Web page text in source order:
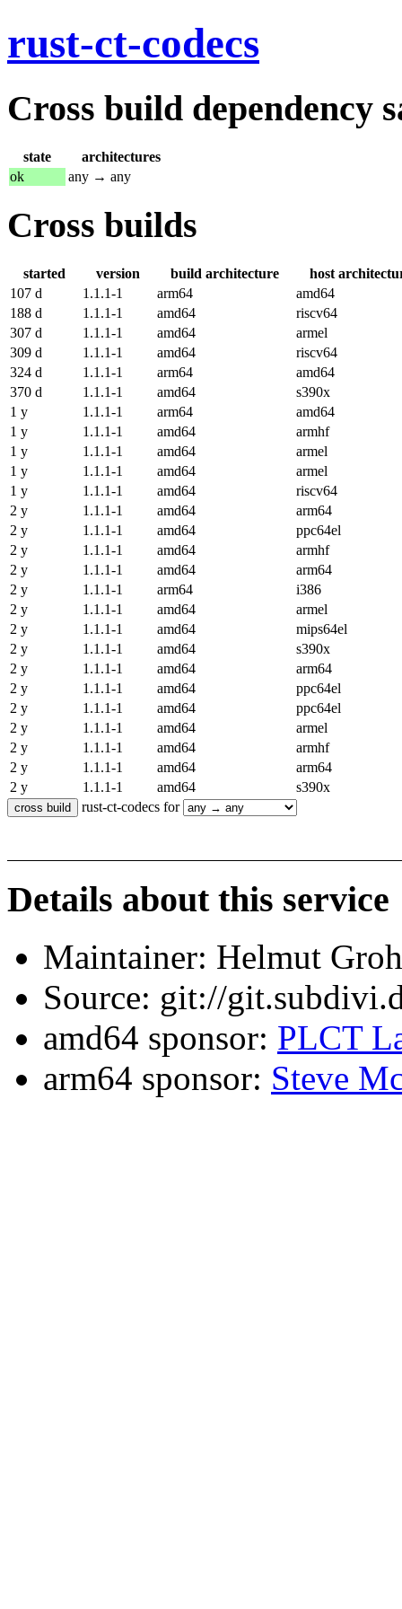
rust-ct-codecs
Cross build dependency
state
architectures
ok
any → any
Cross builds
started version build architecture
host
107 d
1.1.1-1 arm64
amd64
188 d
1.1.1-1 amd64
riscv64
307 d
1.1.1-1 amd64
armel
309 d
1.1.1-1 amd64
riscv64
324 d
1.1.1-1 arm64
amd64
370 d
1.1.1-1 amd64
s390x
1 y
1.1.1-1 arm64
amd64
1 y
1.1.1-1 amd64
armhf
1 y
1.1.1-1 amd64
armel
1 y
1.1.1-1 amd64
armel
1 y
1.1.1-1 amd64
riscv64
2 y
1.1.1-1 amd64
arm64
2 y
1.1.1-1 amd64
ppc64el
2 y
1.1.1-1 amd64
armhf
2 y
1.1.1-1 amd64
arm64
2 y
1.1.1-1 arm64
i386
2 y
1.1.1-1 amd64
armel
2 y
1.1.1-1 amd64
mips64el
2 y
1.1.1-1 amd64
s390x
2 y
1.1.1-1 amd64
arm64
2 y
1.1.1-1 amd64
ppc64el
2 y
1.1.1-1 amd64
ppc64el
2 y
1.1.1-1 amd64
armel
2 y
1.1.1-1 amd64
armhf
2 y
1.1.1-1 amd64
arm64
2 y
1.1.1-1 amd64
s390x
rust-ct-codecs for
Details about this service
Maintainer: Helmut
Source: git://
amd64 sponsor: PLCT
arm64 sponsor: Steve